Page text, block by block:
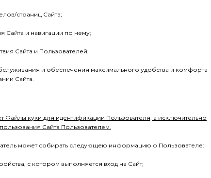
страниц Сайта;
Сайта и навигации по нему;
Сайта и Пользователей;
и обеспечения максимального удобства и комфорта
Сайта.
Файлы куки для идентификации Пользователя, а исключительно
Сайта Пользователем.
может собирать следующею информацию о Пользователе:
с котором выполняется вход на Сайт;